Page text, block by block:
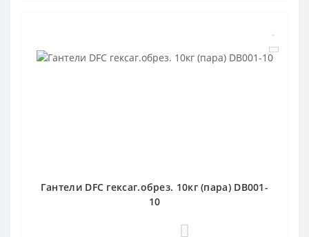
Гантели DFC гексаг.обрез. 10кг (пара) DB001-
10